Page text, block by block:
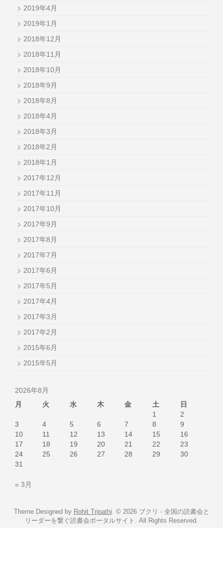
2019年4月
2019年1月
2018年12月
2018年11月
2018年10月
2018年9月
2018年8月
2018年4月
2018年3月
2018年2月
2018年1月
2017年12月
2017年11月
2017年10月
2017年9月
2017年8月
2017年7月
2017年6月
2017年5月
2017年4月
2017年3月
2017年2月
2015年6月
2015年5月
2026年8月
月
火 水 木 金 土
日
1
2
3
4 5 6 7 8
9
10
11 12 13 14 15
16
17
18 19 20 21 22
23
24
25 26 27 28 29
30
31
« 3月
Theme Designed by Rohit Tripathi. © 2026 ブクリ - 全国の読書会と
リーダーを繋ぐ読書会ポータルサイト. All Rights Reserved.